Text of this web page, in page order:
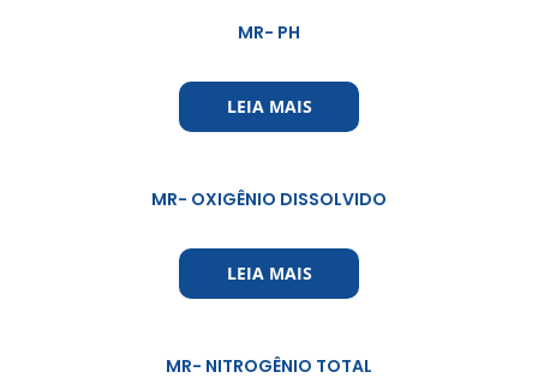
MR- PH
LEIA MAIS
MR- OXIGÊNIO DISSOLVIDO
LEIA MAIS
MR- NITROGÊNIO TOTAL